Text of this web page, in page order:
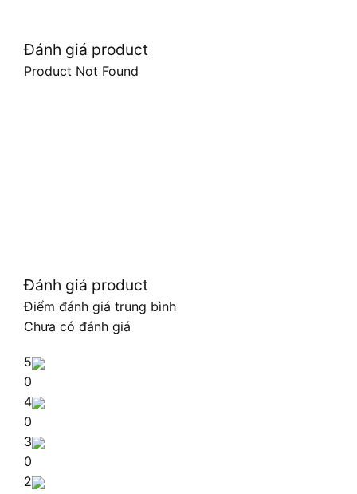
Đánh giá product
Product Not Found
Đánh giá product
Điểm đánh giá trung bình
Chưa có đánh giá
5
0
4
0
3
0
2